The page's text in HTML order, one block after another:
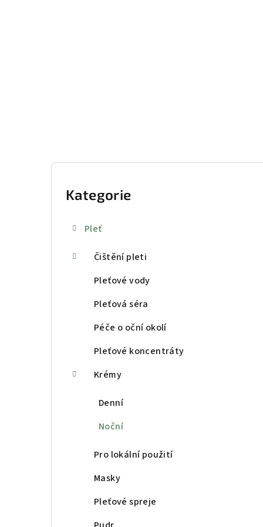
Přeskočit
kategorie
Kategorie
Pleť
Čištění pleti
Pleťové vody
Pleťová séra
Péče o oční okolí
Pleťové koncentráty
Krémy
Denní
Noční
Pro lokální použití
Masky
Pleťové spreje